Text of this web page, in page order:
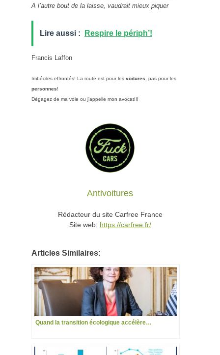
A l’autre bout de la laisse, vaudrait mieux piquer
Lire aussi : Respire le périph’!
Francis Laffon
Imbéciles effrontés! La route est pour les voitures, pas pour les
personnes!
Dégagez de ma voie ou j’appelle mon avocat!!!
Antivoitures
Rédacteur du site Carfree France
Site web: https://carfree.fr/
Articles Similaires:
Quand la transition écologique accélère…